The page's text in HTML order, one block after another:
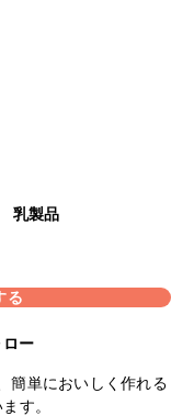
乳製品
る
ー
簡単においしく作れる
す。